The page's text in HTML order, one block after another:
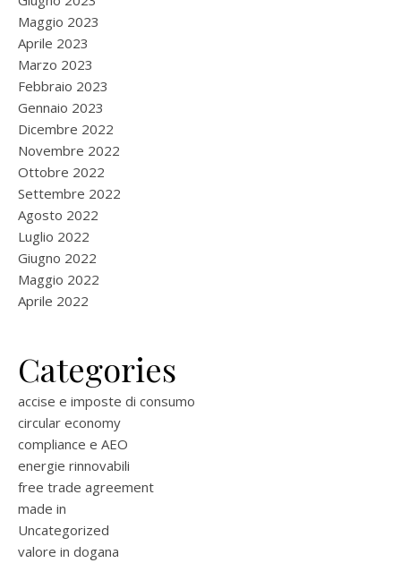
Maggio 2023
Aprile 2023
Marzo 2023
Febbraio 2023
Gennaio 2023
Dicembre 2022
Novembre 2022
Ottobre 2022
Settembre 2022
Agosto 2022
Luglio 2022
Giugno 2022
Maggio 2022
Aprile 2022
Categories
accise e imposte di consumo
circular economy
compliance e AEO
energie rinnovabili
free trade agreement
made in
Uncategorized
valore in dogana